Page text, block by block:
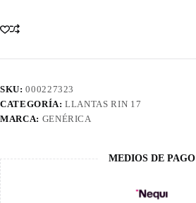
SUV
SKU:000227323
CATEGORÍA:LLANTAS RIN 17
MARCA: GENÉRICA
MEDIOS DE PAGO